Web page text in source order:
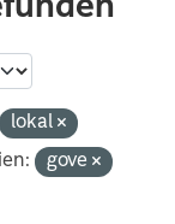
lokal
gove